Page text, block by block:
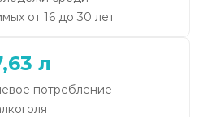
от 16 до 30 лет
л
потребление